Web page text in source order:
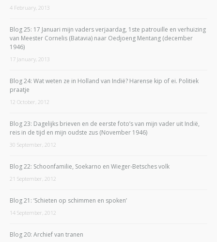
4 February, 2013
Blog 25: 17 Januari mijn vaders verjaardag, 1ste patrouille en verhuizing
van Meester Cornelis (Batavia) naar Oedjoeng Mentang (december
1946)
17 January, 2013
Blog 24: Wat weten ze in Holland van Indië? Harense kip of ei. Politiek
praatje
12 October, 2012
Blog 23: Dagelijks brieven en de eerste foto’s van mijn vader uit Indië,
reis in de tijd en mijn oudste zus (November 1946)
30 September, 2012
Blog 22: Schoonfamilie, Soekarno en Wieger-Betsches volk
21 September, 2012
Blog 21: ‘Schieten op schimmen en spoken’
14 September, 2012
Blog 20: Archief van tranen